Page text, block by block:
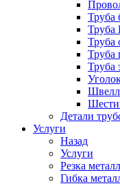
Труба
Труба
Труба
Труба
Детали
Услуги
Назад
Услуги
Резка
Гибка